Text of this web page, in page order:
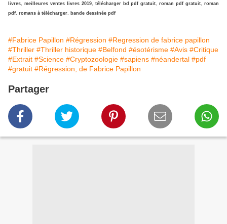
livres, meilleures ventes livres 2019, télécharger bd pdf gratuit,roman pdf gratuit,roman
pdf, romans à télécharger, bande dessinée pdf
#Fabrice Papillon #Régression #Regression de fabrice papillon
#Thriller #Thriller historique #Belfond #ésotérisme #Avis #Critique
#Extrait #Science #Cryptozoologie #sapiens #néandertal #pdf
#gratuit #Régression, de Fabrice Papillon
Partager